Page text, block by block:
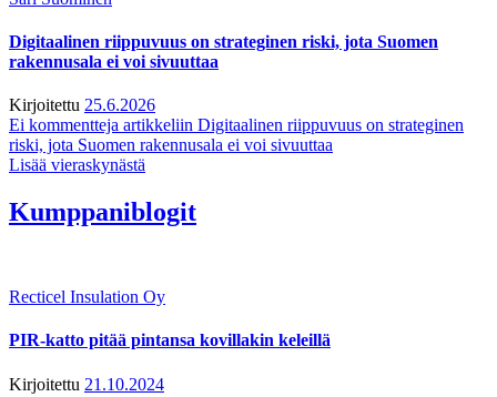
Digitaalinen riippuvuus on strateginen riski, jota Suomen
rakennusala ei voi sivuuttaa
Kirjoitettu 25.6.2026
Ei kommentteja artikkeliin Digitaalinen riippuvuus on strateginen
riski, jota Suomen rakennusala ei voi sivuuttaa
Lisää vieraskynästä
Kumppaniblogit
Recticel Insulation Oy
PIR-katto pitää pintansa kovillakin keleillä
Kirjoitettu 21.10.2024